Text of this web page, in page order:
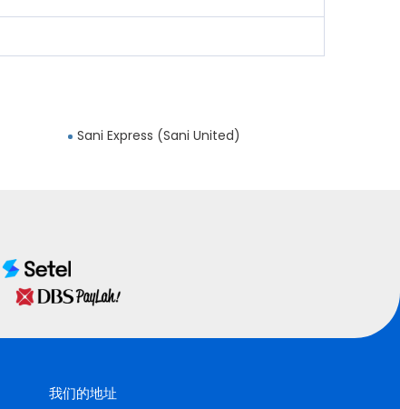
Sani Express (Sani United)
我们的地址